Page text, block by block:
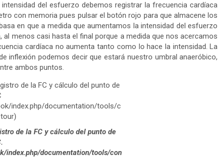
del esfuerzo debemos registrar la frecuencia cardíaca
con memoria pues pulsar el botón rojo para que almacene los
en que a medida que aumentamos la intensidad del esfuerzo
menos casi hasta el final porque a medida que nos acercamos
cardíaca no aumenta tanto como lo hace la intensidad. La
inflexión podemos decir que estará nuestro umbral anaeróbico,
ambos puntos.
de la FC y cálculo del punto de
index.php/documentation/tools/con